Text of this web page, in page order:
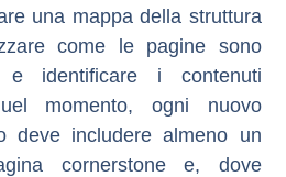
una mappa della struttura
come le pagine sono
identificare i contenuti
momento, ogni nuovo
deve includere almeno un
cornerstone e, dove